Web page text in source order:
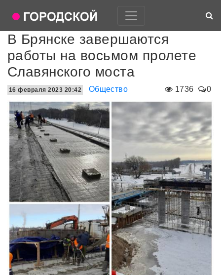
В Брянске завершаются
работы на восьмом пролете
Славянского моста
1736 0
16 февраля 2023 20:42 Общество